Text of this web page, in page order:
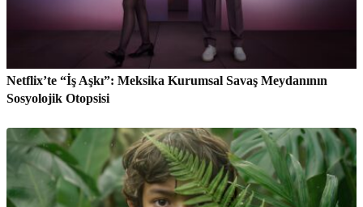
Netflix’te “İş Aşkı”: Meksika Kurumsal Savaş Meydanının
Sosyolojik Otopsisi